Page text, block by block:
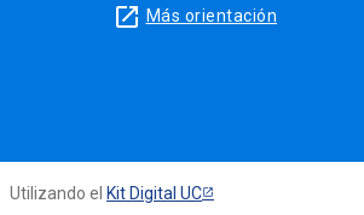
launch Más orientación
Utilizando el Kit Digital UC